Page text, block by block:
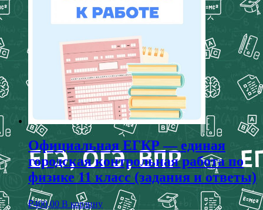
Официальная ЕГКР — единая
городская контрольная работа по
физике 11 класс (задания и ответы)
₽400,00 В корзину